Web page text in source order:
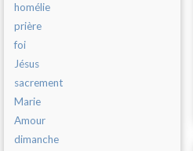
homélie
prière
foi
Jésus
sacrement
Marie
Amour
dimanche